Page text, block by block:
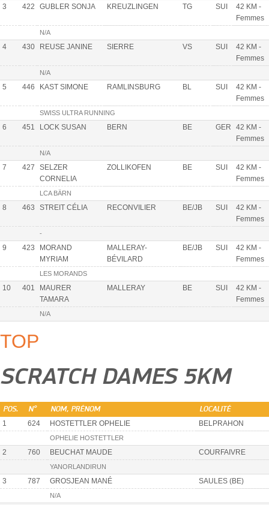
3 422 GUBLER SONJA KREUZLINGEN TG SUI
42 KM -
Femmes
N/A
4 430 REUSE JANINE SIERRE VS SUI
42 KM -
Femmes
N/A
5 446 KAST SIMONE RAMLINSBURG BL SUI
42 KM -
Femmes
SWISS ULTRA RUNNING
6 451 LOCK SUSAN BERN BE GER
42 KM -
Femmes
N/A
7 427
SELZER
CORNELIA
ZOLLIKOFEN BE SUI
42 KM -
Femmes
LCA BÄRN
8 463 STREIT CÉLIA RECONVILIER BE/JB SUI
42 KM -
Femmes
-
9 423
MORAND
MYRIAM
MALLERAY-
BÉVILARD
BE/JB SUI
42 KM -
Femmes
LES MORANDS
10 401
MAURER
TAMARA
MALLERAY BE SUI
42 KM -
Femmes
N/A
TOP
SCRATCH DAMES 5KM
POS. N° NOM, PRÉNOM LOCALITÉ
1 624 HOSTETTLER OPHELIE BELPRAHON
OPHELIE HOSTETTLER
2 760 BEUCHAT MAUDE COURFAIVRE
YANORLANDIRUN
3 787 GROSJEAN MANÉ SAULES (BE)
N/A